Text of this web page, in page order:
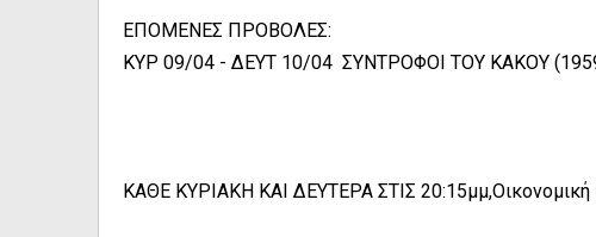
ΕΠΟΜΕΝΕΣ ΠΡΟΒΟΛΕΣ:
ΚΥΡ 09/04 - ΔΕΥΤ 10/04 ΣΥΝΤΡΟΦΟΙ ΤΟΥ ΚΑΚΟΥ
ΚΑΘΕ ΚΥΡΙΑΚΗ ΚΑΙ ΔΕΥΤΕΡΑ ΣΤΙΣ 20:15μμ,Οικονομική